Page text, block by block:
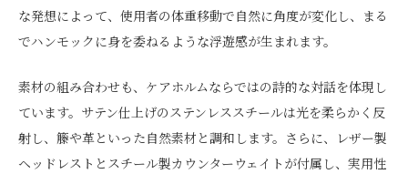
な発想によって、使用者の体重移動で自然に角度が変化し、まる
でハンモックに身を委ねるような浮遊感が生まれます。
素材の組み合わせも、ケアホルムならではの詩的な対話を体現し
ています。サテン仕上げのステンレススチールは光を柔らかく反
射し、籐や革といった自然素材と調和します。さらに、レザー製
ヘッドレストとスチール製カウンターウェイトが付属し、実用性